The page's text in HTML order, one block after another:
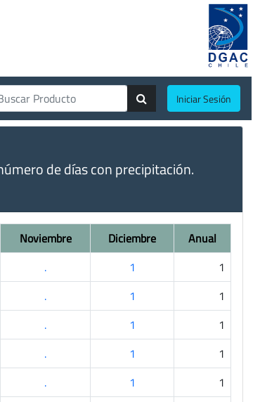
Iniciar Sesión
de días con precipitación.
Noviembre Diciembre
Anual
. 1
1
. 1
1
. 1
1
. 1
1
. 1
1